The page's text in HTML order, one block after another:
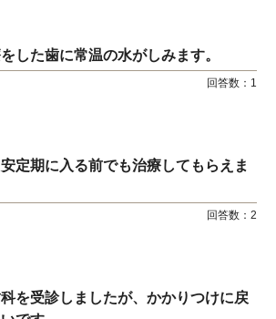
した歯に常温の水がしみます。
回答数： 1
定期に入る前でも治療してもらえま
回答数： 2
を受診しましたが、かかりつけに戻